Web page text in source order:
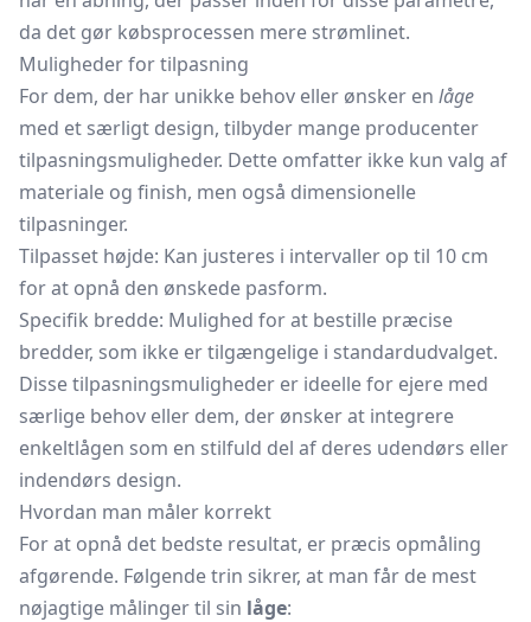
da det gør købsprocessen mere strømlinet.
Muligheder for tilpasning
For dem, der har unikke behov eller ønsker en låge
med et særligt design, tilbyder mange producenter
tilpasningsmuligheder. Dette omfatter ikke kun valg af
materiale og finish, men også dimensionelle
tilpasninger.
Tilpasset højde: Kan justeres i intervaller op til 10 cm
for at opnå den ønskede pasform.
Specifik bredde: Mulighed for at bestille præcise
bredder, som ikke er tilgængelige i standardudvalget.
Disse tilpasningsmuligheder er ideelle for ejere med
særlige behov eller dem, der ønsker at integrere
enkeltlågen som en stilfuld del af deres udendørs eller
indendørs design.
Hvordan man måler korrekt
For at opnå det bedste resultat, er præcis opmåling
afgørende. Følgende trin sikrer, at man får de mest
nøjagtige målinger til sin låge: